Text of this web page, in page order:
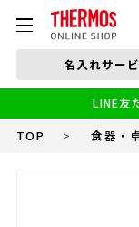
本体品番やキー
食洗機対応
小学生 低・中学年
名入れサー
LINE友
TOP > 食器・